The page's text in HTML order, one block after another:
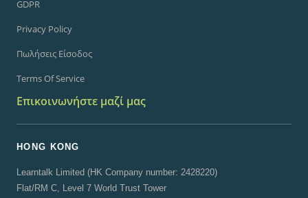
GDPR
Privacy Policy
Πωλήσεις Είσοδος
Terms Of Service
Επικοινωνήστε μαζί μας
HONG KONG
Learntalk Limited (HK Company number: 2428220)
Flat/RM C, Level 7 World Trust Tower